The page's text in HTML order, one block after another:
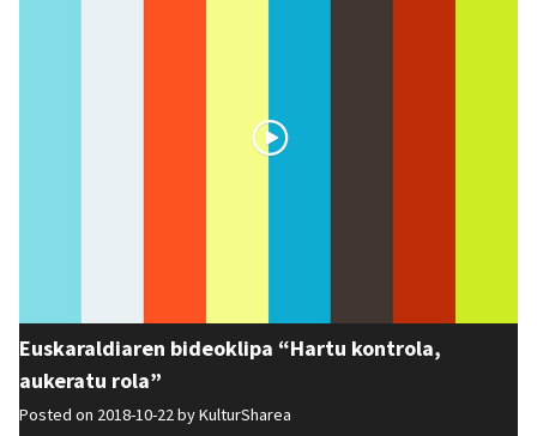
Euskaraldiaren bideoklipa “Hartu kontrola,
aukeratu rola”
Posted on 2018-10-22 byKulturSharea